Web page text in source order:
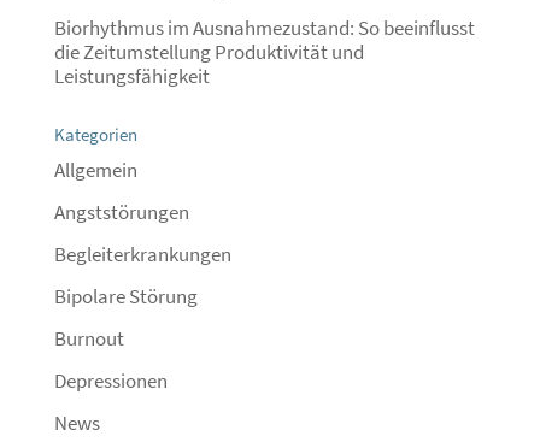
Biorhythmus im Ausnahmezustand: So beeinflusst
die Zeitumstellung Produktivität und
Leistungsfähigkeit
Kategorien
Allgemein
Angststörungen
Begleiterkrankungen
Bipolare Störung
Burnout
Depressionen
News